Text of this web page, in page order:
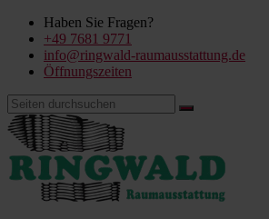
Haben Sie Fragen?
+49 7681 9771
info@ringwald-raumausstattung.de
Öffnungszeiten